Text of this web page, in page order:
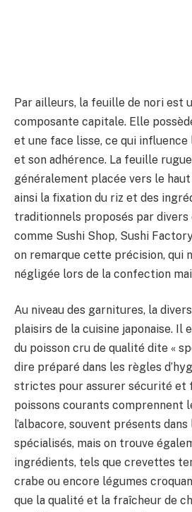
Par ailleurs, la feuille de nori est
composante capitale. Elle
et une face lisse, ce qui
et son adhérence. La feuille
généralement placée vers le
ainsi la fixation du riz et des
traditionnels proposés par
comme Sushi Shop, Sushi
on remarque cette précision, qui
négligée lors de la confection
Au niveau des garnitures, la
plaisirs de la cuisine japonaise. Il
du poisson cru de qualité dite «
dire préparé dans les règles
strictes pour assurer sécurité et
poissons courants comprennent
l’albacore, souvent présents
spécialisés, mais on trouve
ingrédients, tels que crevettes
crabe ou encore légumes
que la qualité et la fraîcheur de